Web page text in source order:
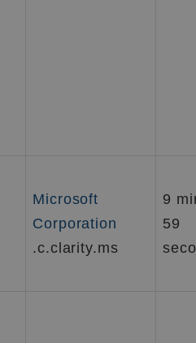
Microsoft
Corporation
.c.clarity.ms
9
59